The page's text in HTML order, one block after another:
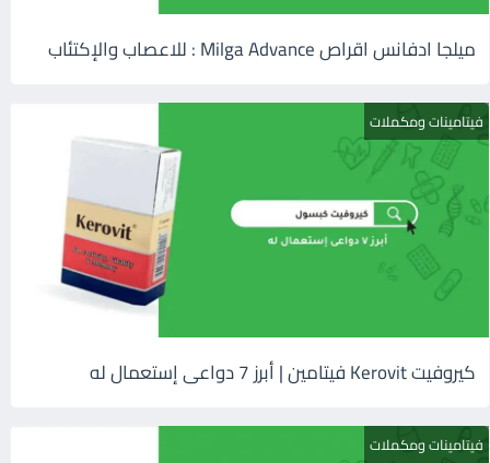
ميلجا ادفانس اقراص Milga Advance : للاعصاب والإكتئاب
فيتامينات ومكملات
كيروفيت Kerovit فيتامين | أبرز 7 دواعى إستعمال له
فيتامينات ومكملات